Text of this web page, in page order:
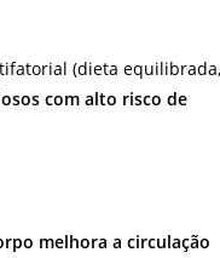
(dieta equilibrada,
com alto risco de
melhora a circulação